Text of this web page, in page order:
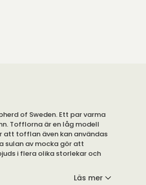
of Sweden. Ett par varma
Tofflorna är en låg modell
att tofflan även kan användas
sulan av mocka gör att
i flera olika storlekar och
fårskinn med sula av mocka.
Läs mer